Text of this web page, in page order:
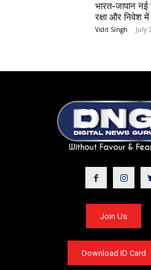
भारत-जापान
रक्षा और निवेश
Vidit Singh - July
Join Us
Download ID Card